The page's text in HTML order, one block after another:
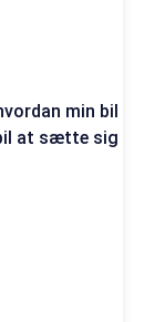
min bil
at sætte sig